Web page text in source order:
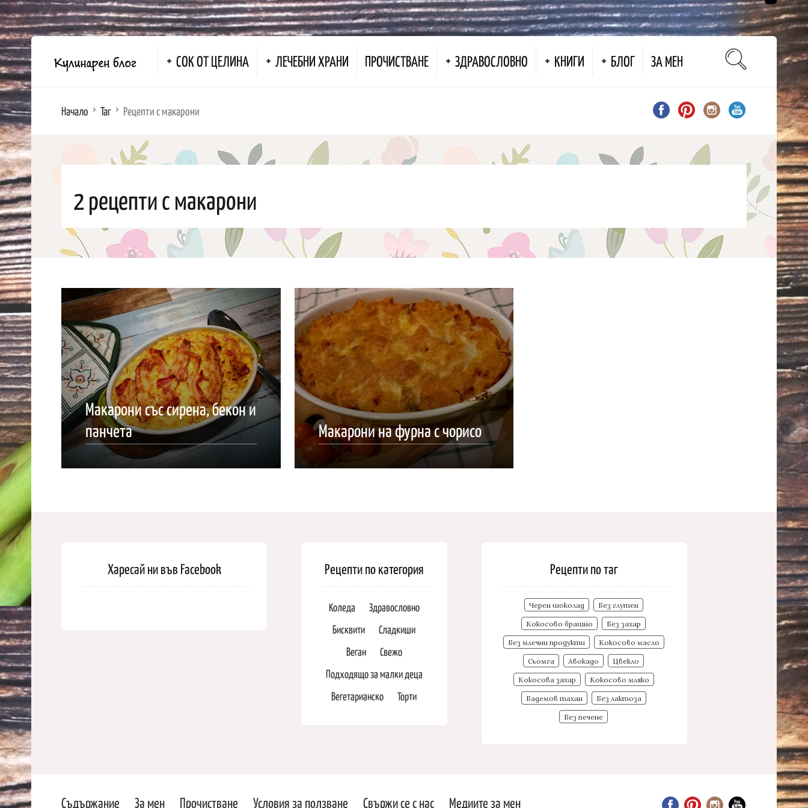
СОК ОТ ЦЕЛИНА ЛЕЧЕБНИ ХРАНИ ПРОЧИСТВАНЕ ЗДРАВОСЛОВНО КНИГИ БЛОГ ЗА МЕН
Начало Таг Рецепти с макарони
2 рецепти с макарони
Макарони със сирена, бекон и
панчета
Макарони на фурна с чорисо
Харесай ни във Facebook Рецепти по категория
Коледа
Здравословно
Бисквити
Сладкиши
Веган
Свежо
Подходящо за малки деца
Вегетарианско
Торти
Рецепти по таг
Черен шоколад Без глутен
Кокосово брашно Без захар
Без млечни продукти Кокосово масло
Сьомга Авокадо Цвекло
Кокосова захар Кокосово мляко
Бадемов тахан Без лактоза
Без печене
Съдържание За мен Прочистване Условия за ползване Свържи се с нас Медиите за мен